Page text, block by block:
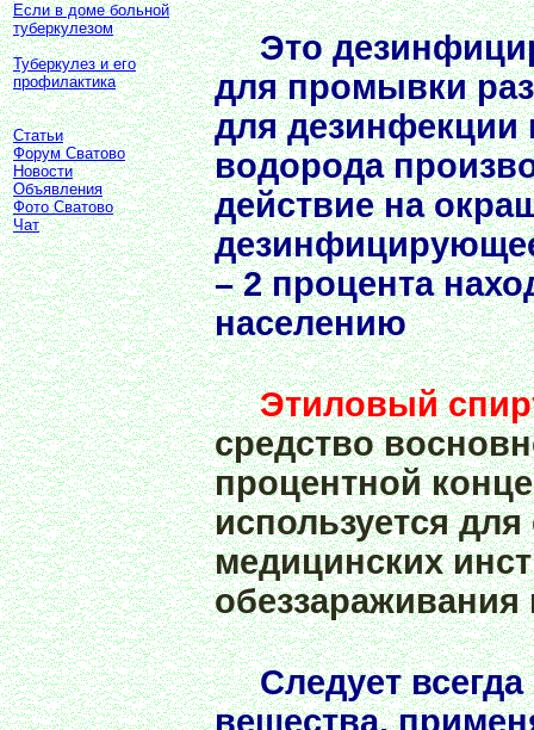
Если в доме больной
туберкулезом
Туберкулез и его
профилактика
Статьи
Форум Сватово
Новости
Объявления
Фото Сватово
Чат
Это
для промывки
для дезинфекции
водорода
действие на
– 2 процента
населению
Этиловый
средство
процентной
используется
медицинских
Следует
вещества,